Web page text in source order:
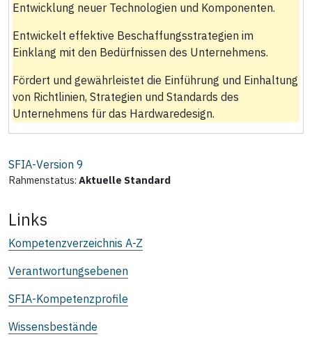
Entwicklung neuer Technologien und Komponenten.
Entwickelt effektive Beschaffungsstrategien im
Einklang mit den Bedürfnissen des Unternehmens.
Fördert und gewährleistet die Einführung und Einhaltung
von Richtlinien, Strategien und Standards des
Unternehmens für das Hardwaredesign.
SFIA-Version 9
Rahmenstatus: Aktuelle Standard
Links
Kompetenzverzeichnis A-Z
Verantwortungsebenen
SFIA-Kompetenzprofile
Wissensbestände